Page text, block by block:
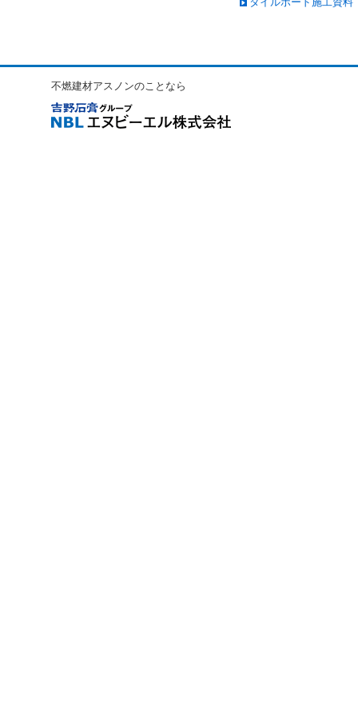
タイルボード施工資料
不燃建材アスノンのことなら